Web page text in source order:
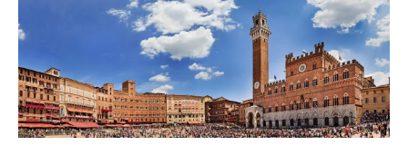
Contatti
German
English
rassegna stampa